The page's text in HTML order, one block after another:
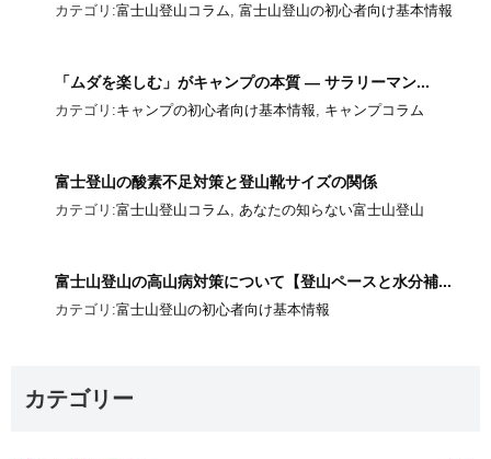
カテゴリ:富士山登山コラム 富士山登山の初心者向け基本情報
「ムダを楽しむ」がキャンプの本質 ― サラリーマン...
カテゴリ:キャンプの初心者向け基本情報 キャンプコラム
富士登山の酸素不足対策と登山靴サイズの関係
カテゴリ:富士山登山コラム あなたの知らない富士山登山
富士山登山の高山病対策について【登山ペースと水分補...
カテゴリ:富士山登山の初心者向け基本情報
カテゴリー